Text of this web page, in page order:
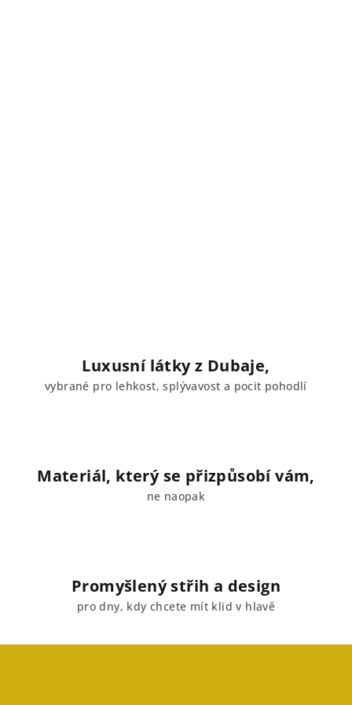
Luxusní látky z Dubaje,
vybrané pro lehkost, splývavost a pocit pohodlí
Materiál, který se přizpůsobí vám,
ne naopak
Promyšlený střih a design
pro dny, kdy chcete mít klid v hlavě